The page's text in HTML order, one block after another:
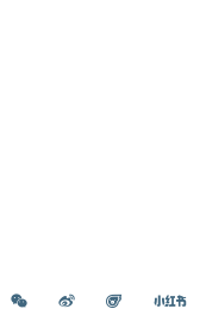
微信 微博 飞猪